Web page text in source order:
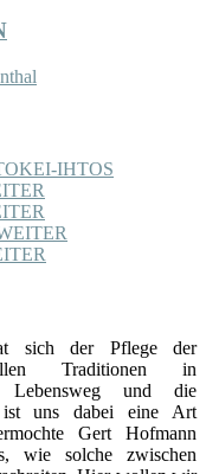
IHTOS
sich der Pflege der
Traditionen in
Lebensweg und die
ist uns dabei eine Art
Gert Hofmann
wie solche zwischen